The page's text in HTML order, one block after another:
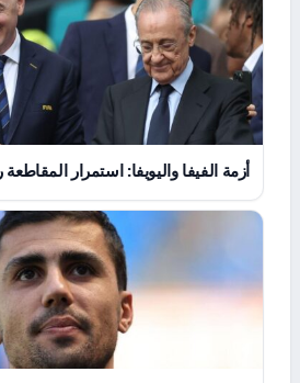
أزمة الفيفا واليويفا: استمرار المقاطعة